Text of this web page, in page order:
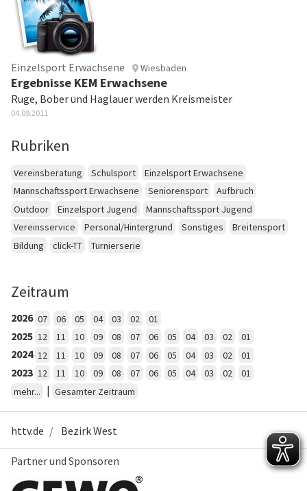
Einzelsport Erwachsene Wiesbaden
Ergebnisse KEM Erwachsene
Ruge, Bober und Haglauer werden Kreismeister
04.09.2011
Rubriken
Vereinsberatung Schulsport
Einzelsport Erwachsene
Mannschaftssport Erwachsene
Seniorensport
Aufbruch
Outdoor
Einzelsport Jugend
Mannschaftssport Jugend
Vereinsservice
Personal/Hintergrund Sonstiges
Breitensport
Bildung
click-TT Turnierserie
Zeitraum
2026 07 06 05 04 03 02 01
2025 12 11 10 09 08 07 06 05 04 03 02 01
2024 12 11 10 09 08 07 06 05 04 03 02 01
2023 12 11 10 09 08 07 06 05 04 03 02
01
mehr...
| Gesamter Zeitraum
httv.de Bezirk West
Partner und Sponsoren